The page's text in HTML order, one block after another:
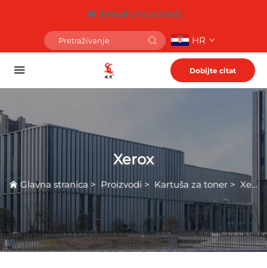
[email protected]
HR
Dobijte citat
Xerox
Glavna stranica > Proizvodi > Kartuša za toner > Xerox